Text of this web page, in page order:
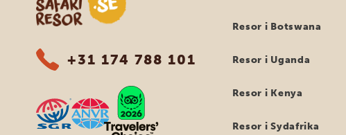
+31 174 788 101
Resor i Botswana
Resor i Uganda
Resor i Kenya
Resor i Sydafrika